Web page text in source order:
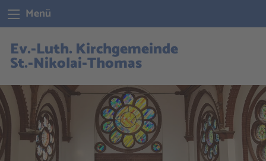
Menü
Ev.-Luth. Kirchgemeinde
St.-Nikolai-Thomas